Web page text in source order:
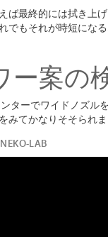
ば最終的には拭き上
でもそれが時短にな
ー案の
ターでワイドノズル
みてかなりそそられま